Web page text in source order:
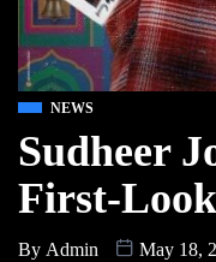
NEWS
Sudheer
First-
By Admin May 18,